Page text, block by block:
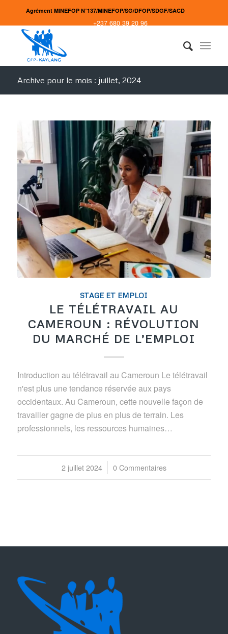
Agrément MINEFOP N°137/MINEFOP/SG/DFOP/SDGF/SACD
+237 680 39 20 96
Archive pour le mois : juillet, 2024
STAGE ET EMPLOI
LE TÉLÉTRAVAIL AU
CAMEROUN : RÉVOLUTION
DU MARCHÉ DE L’EMPLOI
Introduction au télétravail au Cameroun Le télétravail
n'est plus une tendance réservée aux pays
occidentaux. Au Cameroun, cette nouvelle façon de
travailler gagne de plus en plus de terrain. Les
professionnels, les ressources humaines…
2 juillet 2024
/ 0 Commentaires